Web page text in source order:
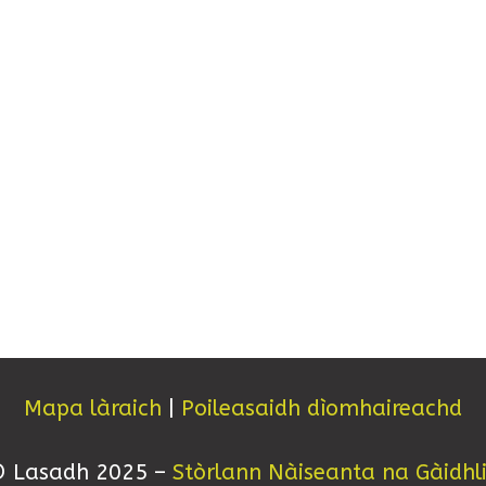
Mapa làraich Poileasaidh dìomhaireachd
Lasadh 2025 – Stòrlann Nàiseanta na